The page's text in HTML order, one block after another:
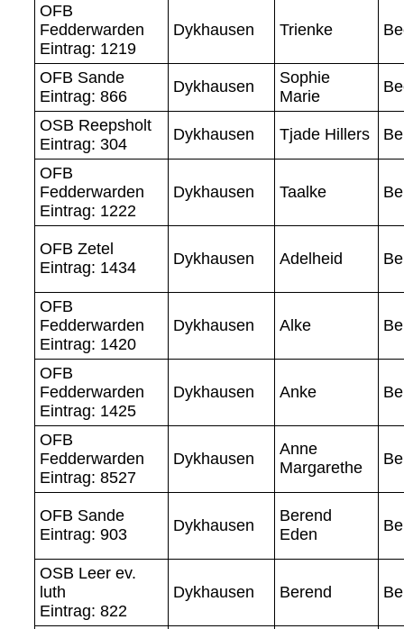
OFB
Fedderwarden
Eintrag: 1219
Dykhausen Trienke
OFB Sande
Eintrag: 866
Dykhausen
Sophie
Marie
OSB Reepsholt
Eintrag: 304
Dykhausen Tjade Hillers
OFB
Fedderwarden
Eintrag: 1222
Dykhausen Taalke
OFB Zetel
Eintrag: 1434
Dykhausen Adelheid
OFB
Fedderwarden
Eintrag: 1420
Dykhausen Alke
OFB
Fedderwarden
Eintrag: 1425
Dykhausen Anke
OFB
Fedderwarden
Eintrag: 8527
Dykhausen
Anne
Margarethe
OFB Sande
Eintrag: 903
Dykhausen
Berend
Eden
OSB Leer ev.
luth
Eintrag: 822
Dykhausen Berend